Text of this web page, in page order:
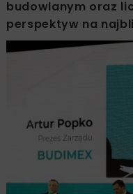
budowlanym oraz
perspektyw na